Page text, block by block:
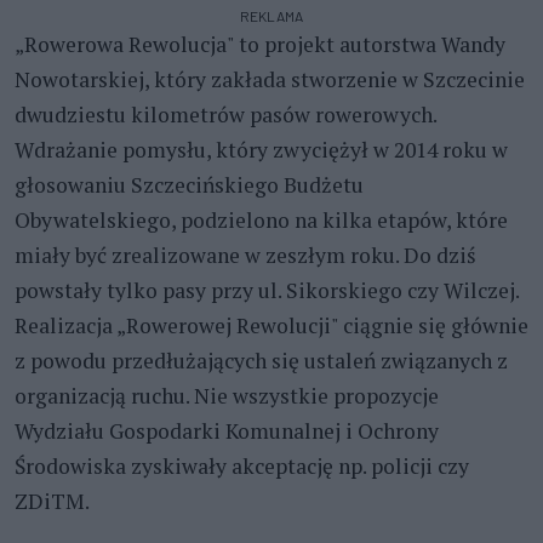
REKLAMA
„Rowerowa Rewolucja" to projekt autorstwa Wandy
Nowotarskiej, który zakłada stworzenie w Szczecinie
dwudziestu kilometrów pasów rowerowych.
Wdrażanie pomysłu, który zwyciężył w 2014 roku w
głosowaniu Szczecińskiego Budżetu
Obywatelskiego, podzielono na kilka etapów, które
miały być zrealizowane w zeszłym roku. Do dziś
powstały tylko pasy przy ul. Sikorskiego czy Wilczej.
Realizacja „Rowerowej Rewolucji" ciągnie się głównie
z powodu przedłużających się ustaleń związanych z
organizacją ruchu. Nie wszystkie propozycje
Wydziału Gospodarki Komunalnej i Ochrony
Środowiska zyskiwały akceptację np. policji czy
ZDiTM.